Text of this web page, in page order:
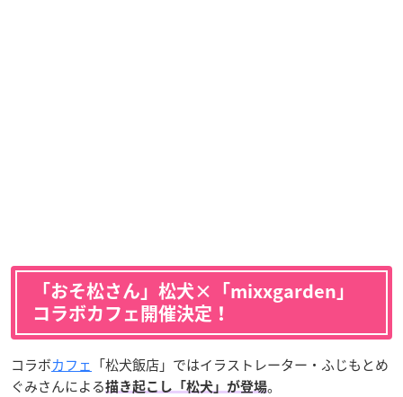
「おそ松さん」松犬×「mixxgarden」
コラボカフェ開催決定！
コラボカフェ 「松犬飯店」ではイラストレーター・ふじもとめ
ぐみさんによる描き起こし「松犬」が登場。